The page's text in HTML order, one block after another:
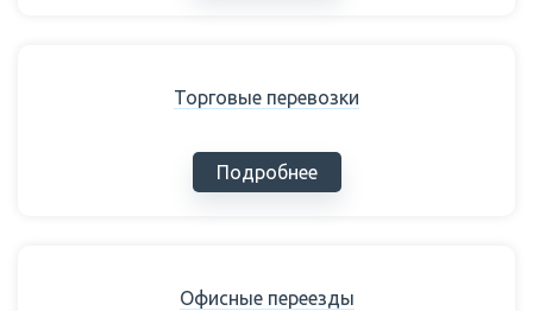
Торговые перевозки
Подробнее
Офисные переезды